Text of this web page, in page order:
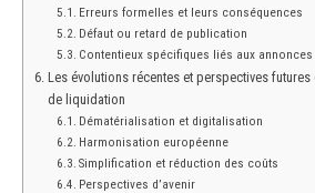
Erreurs formelles et leurs conséquences
Défaut ou retard de publication
Contentieux spécifiques liés aux annonces
Les évolutions récentes et perspectives
de liquidation
Dématérialisation et digitalisation
Harmonisation européenne
Simplification et réduction des coûts
Perspectives d’avenir